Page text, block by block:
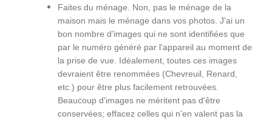
Faites du ménage. Non, pas le ménage de la
maison mais le ménage dans vos photos. J'ai un
bon nombre d'images qui ne sont identifiées que
par le numéro généré par l'appareil au moment de
la prise de vue. Idéalement, toutes ces images
devraient être renommées (Chevreuil, Renard,
etc.) pour être plus facilement retrouvées.
Beaucoup d'images ne méritent pas d'être
conservées; effacez celles qui n'en valent pas la